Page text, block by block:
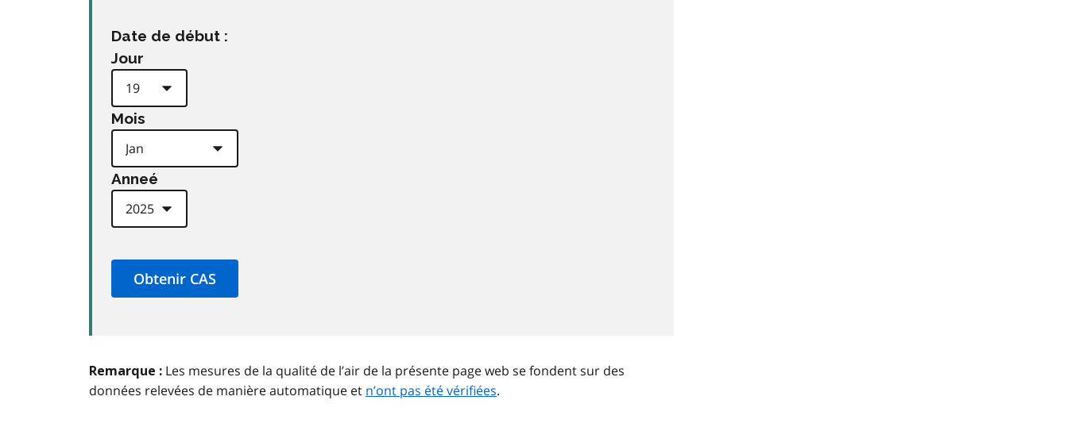
Date de début :
Jour
Mois
Anneé
Remarque : Les mesures de la qualité de l’air de la présente page web se fondent sur des
données relevées de manière automatique et n’ont pas été vérifiées.